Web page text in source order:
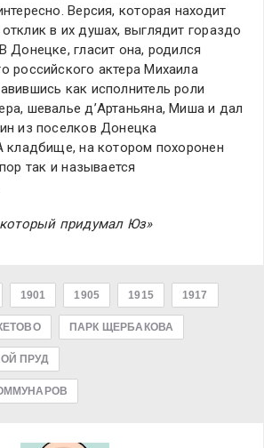
Версия, которая находит
в их душах, выглядит гораздо
Донецке, гласит она, родился
российского актера Михаила
как исполнитель роли
шевалье д’Артаньяна, Миша и дал
из поселков Донецка
кладбище, на котором похоронен
так и называется
придумал Юз»
1901 1905 1915 1917
ПАРК ЩЕРБАКОВА
ПРУД